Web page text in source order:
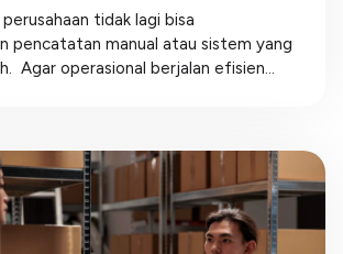
tidak lagi bisa
pencatatan manual atau sistem yang
Agar operasional berjalan efisien...